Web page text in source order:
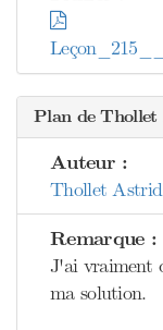
Plan de
Auteur :
Thollet Astrid
Remarque :
J'ai vraiment
ma solution.